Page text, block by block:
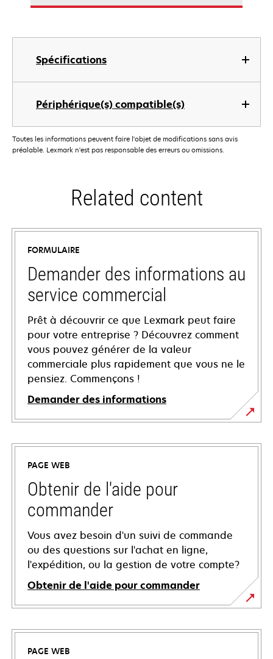
Spécifications
Périphérique(s) compatible(s)
Toutes les informations peuvent faire l'objet de modifications sans avis
préalable. Lexmark n'est pas responsable des erreurs ou omissions.
Related content
FORMULAIRE
Demander des informations au
service commercial
Prêt à découvrir ce que Lexmark peut faire
pour votre entreprise ? Découvrez comment
vous pouvez générer de la valeur
commerciale plus rapidement que vous ne le
pensiez. Commençons !
Demander des informations
PAGE WEB
Obtenir de l'aide pour
commander
Vous avez besoin d'un suivi de commande
ou des questions sur l'achat en ligne,
l'expédition, ou la gestion de votre compte?
Obtenir de l'aide pour commander
PAGE WEB